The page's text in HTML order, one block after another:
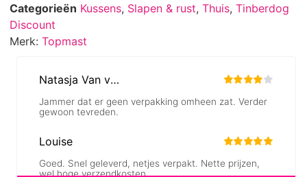
Categorieën Kussens, Slapen & rust, Thuis, Tinberdog
Discount
Merk: Topmast